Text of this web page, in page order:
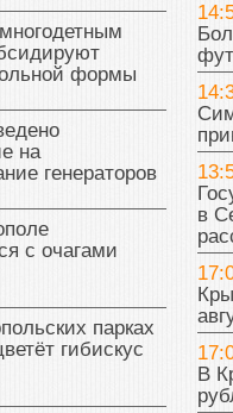
формы
на
генераторов
с очагами
парках
гибискус
в
В